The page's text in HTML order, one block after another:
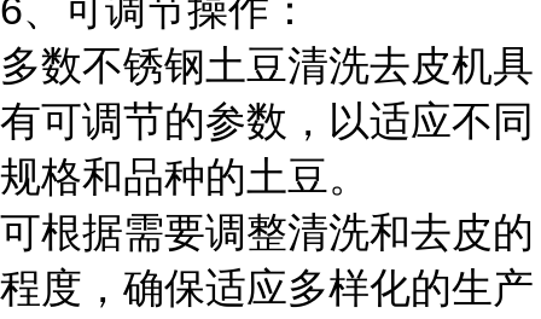
6、可调节操作：
多数不锈钢土豆清洗去皮机具
有可调节的参数，以适应不同
规格和品种的土豆。
可根据需要调整清洗和去皮的
程度，确保适应多样化的生产